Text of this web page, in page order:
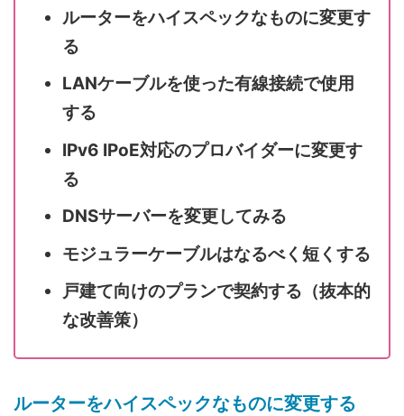
ルーターをハイスペックなものに変更す
る
LANケーブルを使った有線接続で使用
する
IPv6 IPoE対応のプロバイダーに変更す
る
DNSサーバーを変更してみる
モジュラーケーブルはなるべく短くする
戸建て向けのプランで契約する（抜本的
な改善策）
ルーターをハイスペックなものに変更する